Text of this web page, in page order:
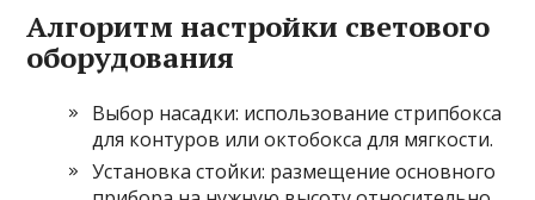
Алгоритм настройки светового
оборудования
Выбор насадки: использование стрипбокса
для контуров или октобокса для мягкости.
Установка стойки: размещение основного